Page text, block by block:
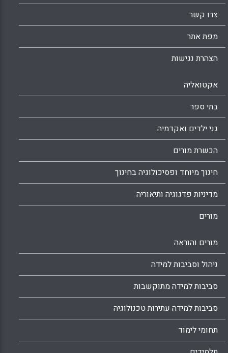
צרו קשר
מפת אתר
הצהרת נגישות
אקטואליה
בתי ספר
גני ילדים ואקדמיה
הכשרת מורים
חינוך מיוחד ופסיכולוגיה בחינוך
מדיניות פדגוגיה ותיאוריה
מורים
מורים והוראה
ניהול וסביבות למידה
סביבות למידה מתוקשבות
סביבות למידה עתירות טכנולוגיה
תחומי לימוד